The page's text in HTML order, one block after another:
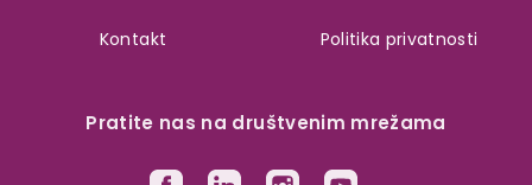
Pratite nas na društvenim mrežama
Kontakt Politika privatnosti